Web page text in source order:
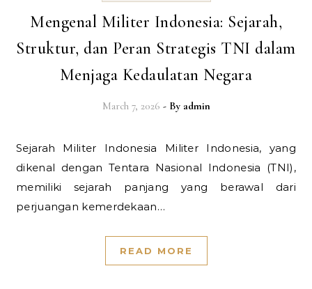
Mengenal Militer Indonesia: Sejarah,
Struktur, dan Peran Strategis TNI dalam
Menjaga Kedaulatan Negara
March 7, 2026 - By admin
Sejarah Militer Indonesia Militer Indonesia, yang
dikenal dengan Tentara Nasional Indonesia (TNI),
memiliki sejarah panjang yang berawal dari
perjuangan kemerdekaan…
READ MORE